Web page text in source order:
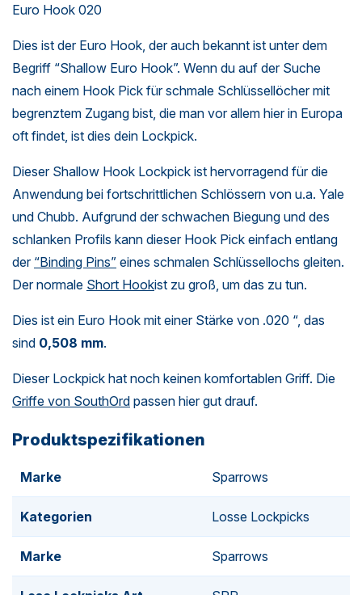
Euro Hook 020
Dies ist der Euro Hook, der auch bekannt ist unter dem
Begriff “Shallow Euro Hook”. Wenn du auf der Suche
nach einem Hook Pick für schmale Schlüssellöcher mit
begrenztem Zugang bist, die man vor allem hier in Europa
oft findet, ist dies dein Lockpick.
Dieser Shallow Hook Lockpick ist hervorragend für die
Anwendung bei fortschrittlichen Schlössern von u.a. Yale
und Chubb. Aufgrund der schwachen Biegung und des
schlanken Profils kann dieser Hook Pick einfach entlang
der “Binding Pins” eines schmalen Schlüssellochs gleiten.
Der normale Short Hookist zu groß, um das zu tun.
Dies ist ein Euro Hook mit einer Stärke von .020 “, das
sind 0,508 mm.
Dieser Lockpick hat noch keinen komfortablen Griff. Die
Griffe von SouthOrd passen hier gut drauf.
Produktspezifikationen
Marke Sparrows
Kategorien Losse Lockpicks
Marke Sparrows